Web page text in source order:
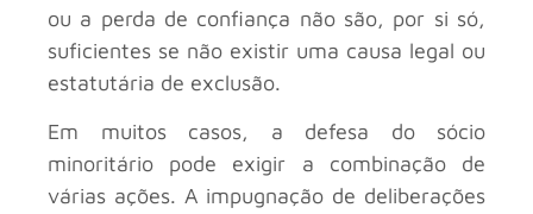
ou a perda de confiança não são, por si só,
suficientes se não existir uma causa legal ou
estatutária de exclusão.
Em muitos casos, a defesa do sócio
minoritário pode exigir a combinação de
várias ações. A impugnação de deliberações